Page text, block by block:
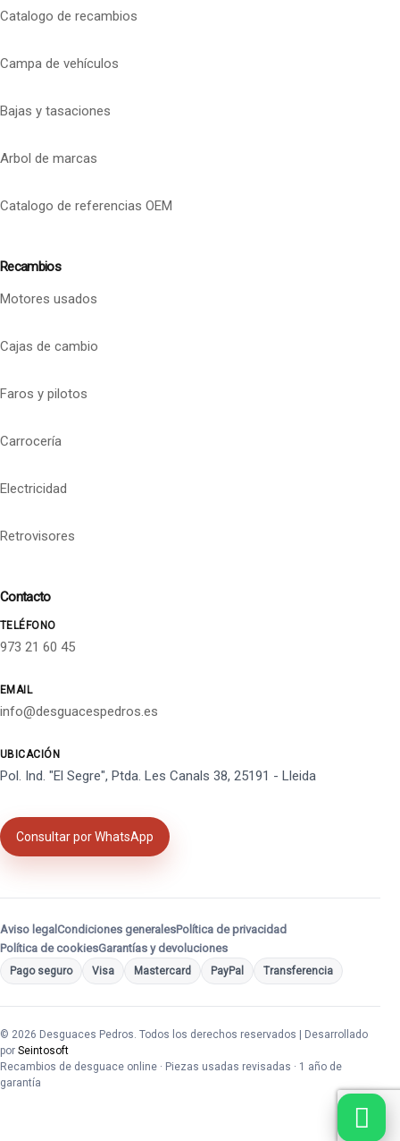
Catalogo de recambios
Campa de vehículos
Bajas y tasaciones
Arbol de marcas
Catalogo de referencias OEM
Recambios
Motores usados
Cajas de cambio
Faros y pilotos
Carrocería
Electricidad
Retrovisores
Contacto
TELÉFONO
973 21 60 45
EMAIL
info@desguacespedros.es
UBICACIÓN
Pol. Ind. "El Segre", Ptda. Les Canals 38, 25191 - Lleida
Consultar por WhatsApp
Aviso legal Condiciones generalesPolítica de privacidad
Política de cookiesGarantías y devoluciones
Pago seguro Visa Mastercard PayPal Transferencia
© 2026 Desguaces Pedros. Todos los derechos reservados | Desarrollado
por Seintosoft
Recambios de desguace online · Piezas usadas revisadas · 1 año de
garantía